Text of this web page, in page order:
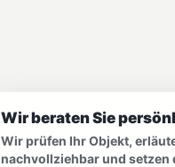
Wir beraten Sie
Wir prüfen Ihr Objekt,
nachvollziehbar und setzen